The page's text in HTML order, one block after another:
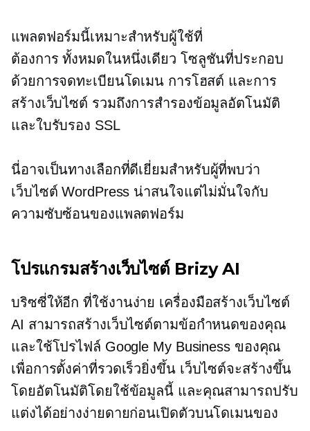
แพลตฟอร์มนี้เหมาะสำหรับผู้ใช้ที่
ต้องการทั้งหมดในหนึ่งเดียว โซลูชันที่ประกอบ
ด้วยการจดทะเบียนโดเมน การโฮสต์ และการ
สร้างเว็บไซต์ รวมถึงการสำรองข้อมูลอัตโนมัติ
และใบรับรอง SSL
นี่อาจเป็นทางเลือกที่ดีเยี่ยมสำหรับผู้ที่พบว่า
เว็บไซต์ WordPress น่าสนใจแต่ไม่มั่นใจกับ
ความซับซ้อนของแพลตฟอร์ม
โปรแกรมสร้างเว็บไซต์ Brizy AI
บริซซี่ให้อีกที่ใช้งานง่าย เครื่องมือสร้างเว็บไซต์
AI สามารถสร้างเว็บไซต์ตามข้อกำหนดของคุณ
และใช้โปรไฟล์ Google My Business ของคุณ
เพื่อการตั้งค่าที่รวดเร็วยิ่งขึ้น เว็บไซต์จะสร้างขึ้น
โดยอัตโนมัติโดยใช้ข้อมูลนี้ และคุณสามารถปรับ
แต่งได้อย่างง่ายดายก่อนเปิดตัวบนโดเมนของ